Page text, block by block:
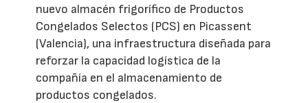
nuevo almacén frigorífico de Productos
Congelados Selectos (PCS) en Picassent
(Valencia), una infraestructura diseñada para
reforzar la capacidad logística de la
compañía en el almacenamiento de
productos congelados.